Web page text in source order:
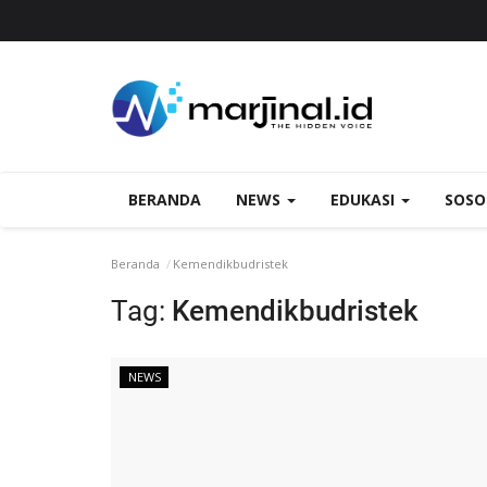
BERANDA NEWS EDUKASI
Beranda Kemendikbudristek
Tag: Kemendikbudristek
NEWS